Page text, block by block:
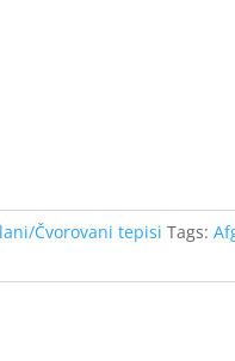
Čvorovani tepisi Tags: